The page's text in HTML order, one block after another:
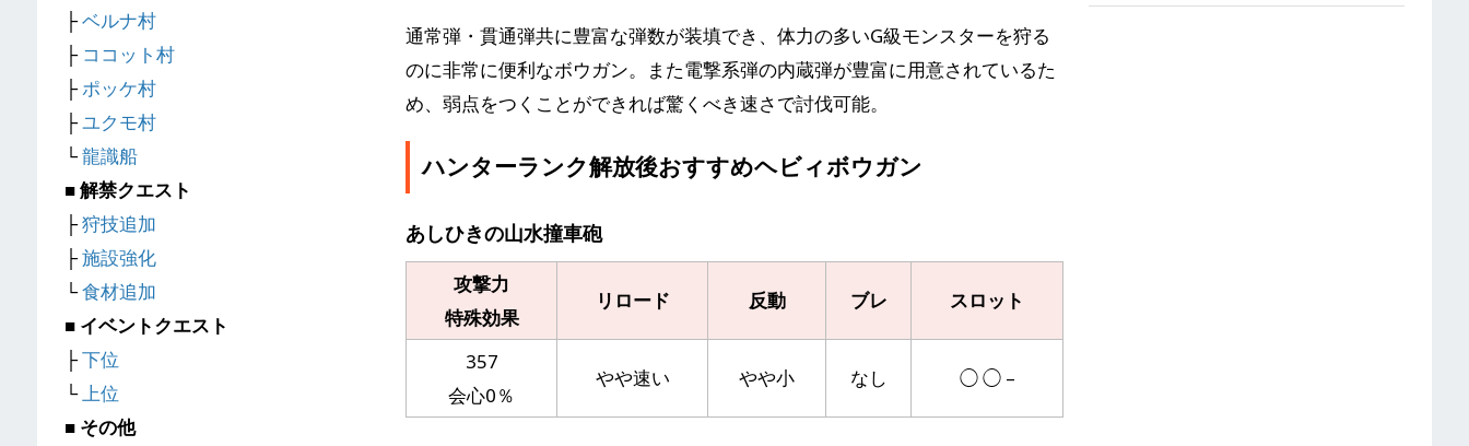
通常弾・貫通弾共に豊富な弾数が装填でき、体力の多いG級モンスターを狩る
のに非常に便利なボウガン。また電撃系弾の内蔵弾が豊富に用意されているた
め、弱点をつくことができれば驚くべき速さで討伐可能。
ハンターランク解放後おすすめヘビィボウガン
あしひきの山水撞車砲
攻撃力
特殊効果
リロード 反動 ブレ スロット
357
会心0％
やや速い やや小 なし ◯ ◯ –
├ベルナ村
├ ココット村
├ポッケ村
├ユクモ村
└龍識船
■ 解禁クエスト
├狩技追加
├施設強化
└食材追加
■ イベントクエスト
├下位
└ 上位
■ その他